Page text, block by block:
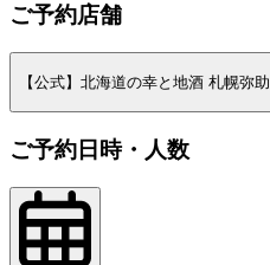
ご予約店舗
【公式】北海道の幸と地酒 札幌
ご予約日時・人数